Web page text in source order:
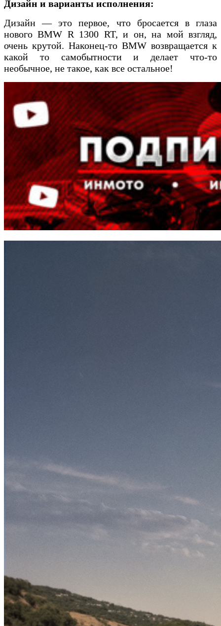
Дизайн и варианты исполнения:
Дизайн — это первое, что бросается в глаза
нового BMW R 1300 RT, и он, на мой взгляд,
очень крутой. Наконец-то BMW возвращается к
какой то самобытности и делает что-то
необычное, не такое, как все остальное!